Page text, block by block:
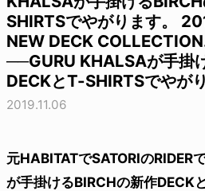
SHIRTSでやがります。
NEW DECK
──GURU KHALSAが手掛
DECKとT-SHIRTSでやがり
2019.11.06
元HABITATでSATORIのRIDER
が手掛けるBIRCHの新作DECK